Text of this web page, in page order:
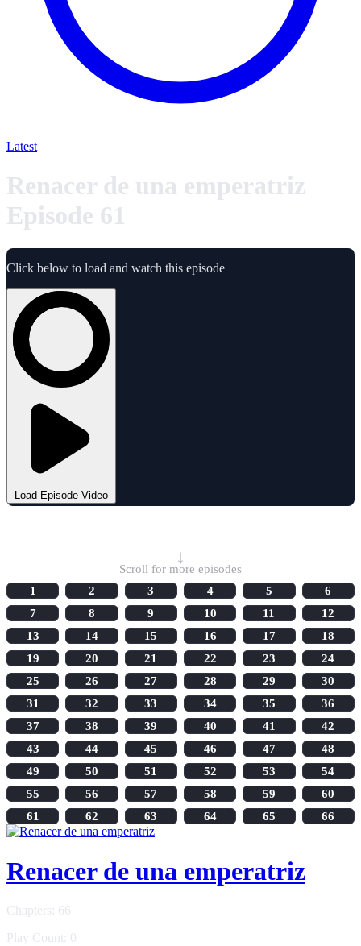
Latest
Renacer de una emperatriz
Episode 61
Click below to load and watch this episode
Load Episode Video
↓
Scroll for more episodes
1
2 3 4 5
6
7
8 9 10 11
12
13
14 15 16 17
18
19
20 21 22 23
24
25
26 27 28 29
30
31
32 33 34 35
36
37
38 39 40 41
42
43
44 45 46 47
48
49
50 51 52 53
54
55
56 57 58 59
60
61
62 63 64 65 66
Renacer de una emperatriz
Chapters: 66
Play Count: 0